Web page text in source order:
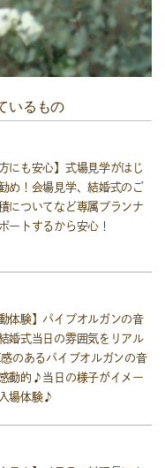
いるもの
にも安心】式場見学がはじ
め！会場見学、結婚式のご
についてなど専属プランナ
ートするから安心！
体験】パイプオルガンの音
婚式当日の雰囲気をリアル
のあるパイプオルガンの音
動的♪当日の様子がイメー
場体験♪